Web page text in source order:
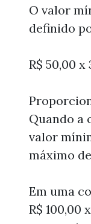
O valor
definido
R$ 50,00 x
Quando a
valor
máximo
Em uma
R$ 100,00